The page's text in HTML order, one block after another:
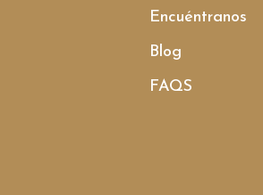
Encuéntranos
Blog
FAQS